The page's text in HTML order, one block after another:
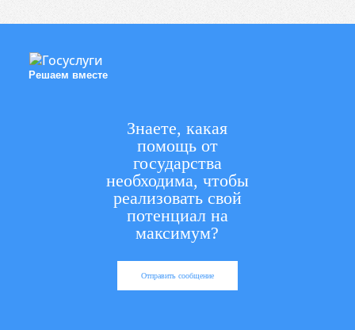
Решаем вместе
Знаете, какая
помощь от
государства
необходима, чтобы
реализовать свой
потенциал на
максимум?
Отправить сообщение